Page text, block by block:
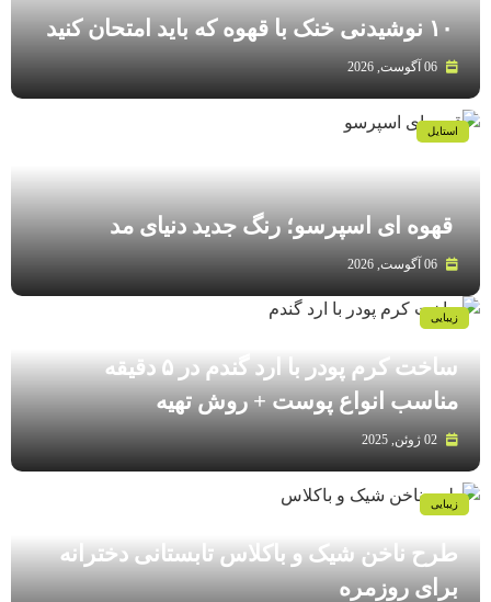
۱۰ نوشیدنی خنک با قهوه که باید امتحان کنید
قهوه‌ ای اسپرسو؛ رنگ جدید دنیای مد
استایل
ساخت کرم پودر با ارد گندم در ۵ دقیقه
مناسب انواع پوست‌ + روش تهیه
زیبایی
طرح ناخن شیک و باکلاس تابستانی دخترانه
برای روزمره
زیبایی